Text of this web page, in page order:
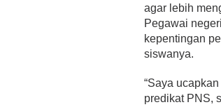
agar lebih
Pegawai
kepentingan
siswanya.
“Saya
predikat PNS,